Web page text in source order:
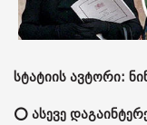
სტატიის ავტორი:
⭕ ასევე